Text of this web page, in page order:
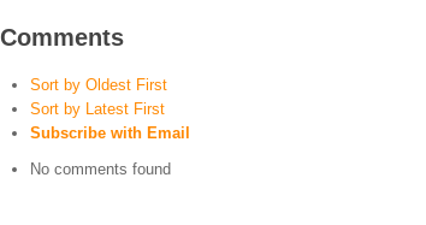
Comments
Sort by Oldest First
Sort by Latest First
Subscribe with Email
No comments found